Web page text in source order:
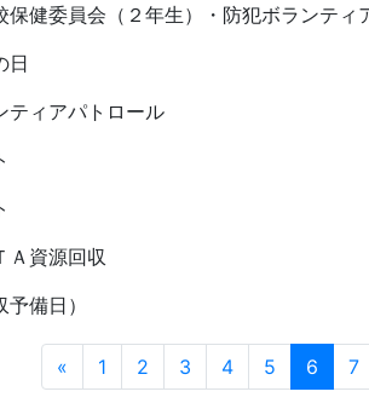
保健委員会（２年生）・防犯ボランティ
日
ティアパトロール
Ａ資源回収
備日）
« 1 2 3 4 5 6 7